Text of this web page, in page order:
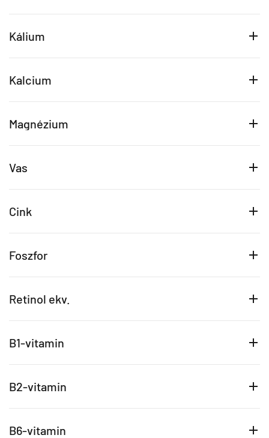
Kálium
Kalcium
Magnézium
Vas
Cink
Foszfor
Retinol ekv.
B1-vitamin
B2-vitamin
B6-vitamin